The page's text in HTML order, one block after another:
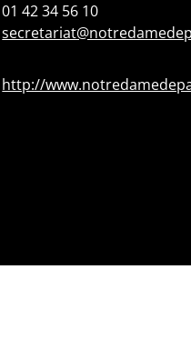
01 42 34 56 10
http://